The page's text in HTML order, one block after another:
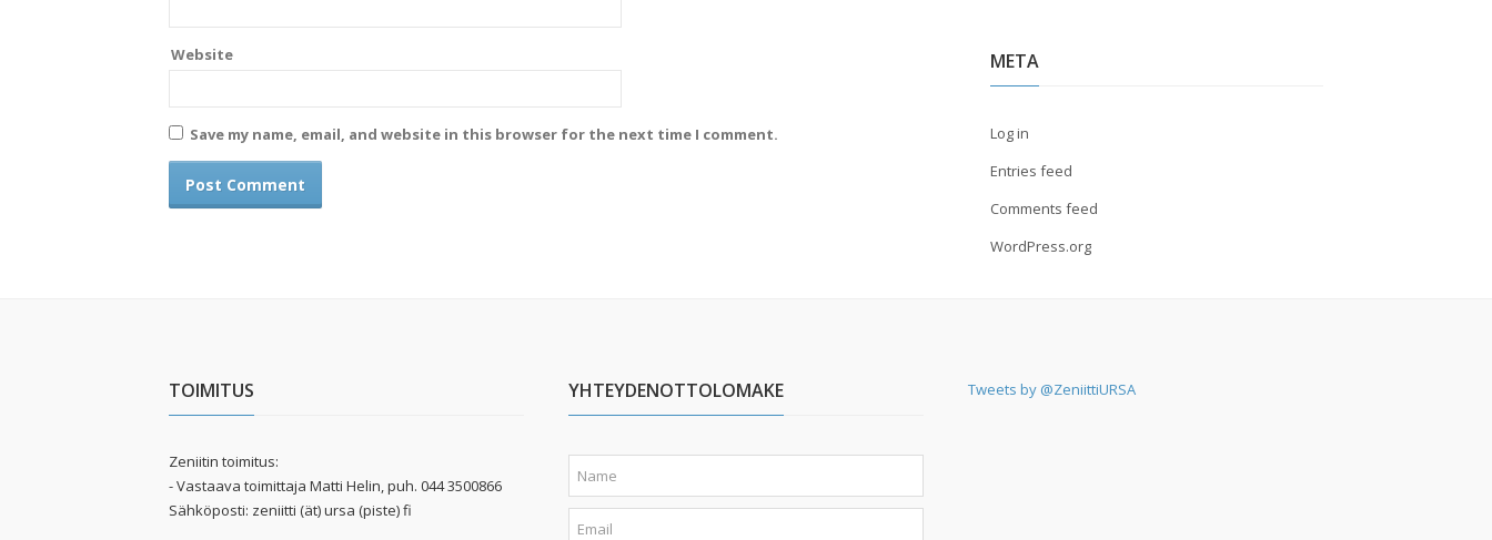
Website
Save my name, email, and website in this browser for the next time I comment.
META
Log in
Entries feed
Comments feed
WordPress.org
TOIMITUS
Zeniitin toimitus:
- Vastaava toimittaja Matti Helin, puh. 044 3500866
Sähköposti: zeniitti (ät) ursa (piste) fi
YHTEYDENOTTOLOMAKE Tweets by @ZeniittiURSA